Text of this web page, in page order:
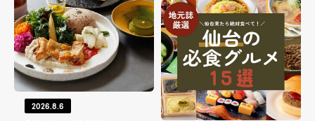
2026.8.6